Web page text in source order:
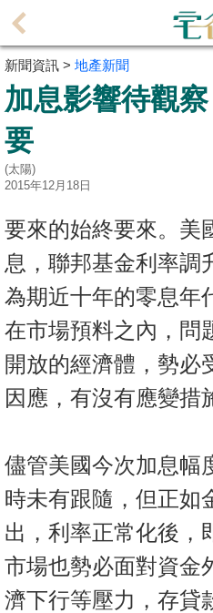
理
主
搵
樓/
成
業
主
放
盤
宅
谷
地
產
博
客
地
新聞資訊 > 地產新聞
加息影響待觀
要
(太陽)
2015年12月18日
要來的始終要來。美
息，聯邦基金利率調
為期近十年的零息年
在市場預料之內，問
開放的經濟體，勢必
因應，有沒有應變措
儘管美國今次加息幅
時未有跟隨，但正如
出，利率正常化後，
市場也勢必面對資金
濟下行等壓力，存貸